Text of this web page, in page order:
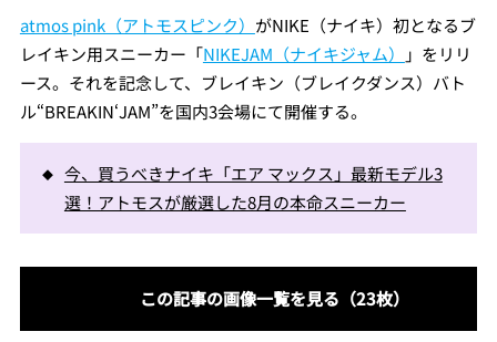
atmos pink（アトモスピンク） がNIKE（ナイキ）初となるブ
レイキン用スニーカー「NIKEJAM（ナイキジャム）
」をリリ
ース。それを記念して、ブレイキン（ブレイクダンス）バト
ル“BREAKIN‘JAM”を国内3会場にて開催する。
今、買うべきナイキ「エア マックス」最新モデル3
選！アトモスが厳選した8月の本命スニーカー
この記事の画像一覧を見る（23枚）